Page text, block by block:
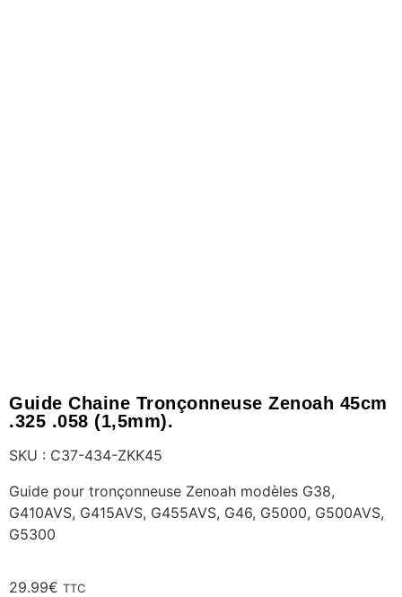
Guide Chaine Tronçonneuse Zenoah 45cm
.325 .058 (1,5mm).
SKU : C37-434-ZKK45
Guide pour tronçonneuse Zenoah modèles G38,
G410AVS, G415AVS, G455AVS, G46, G5000, G500AVS,
G5300
29.99€ TTC